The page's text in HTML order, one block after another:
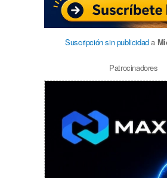
Suscripción sin publicidada
Patrocinadores